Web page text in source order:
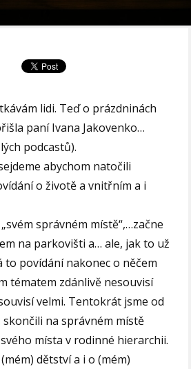
lidi. Teď o prázdninách
paní Ivana Jakovenko…
podcastů).
abychom natočili
o životě a vnitřním a i
správném místě“,…začne
na parkovišti a… ale, jak to už
to povídání nakonec o něčem
tématem zdánlivě nesouvisí
velmi. Tentokrát jsme od
na správném místě
místa v rodinné hierarchii.
dětství a i o (mém)